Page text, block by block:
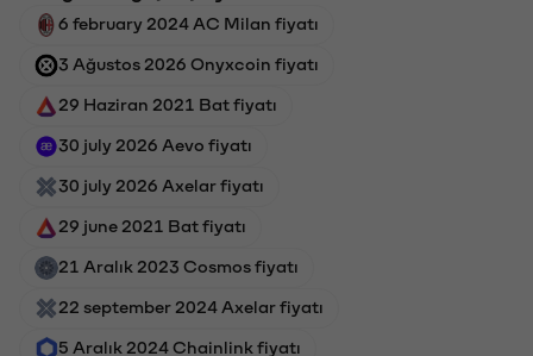
6 february 2024 AC Milan fiyatı
3 Ağustos 2026 Onyxcoin fiyatı
29 Haziran 2021 Bat fiyatı
30 july 2026 Aevo fiyatı
30 july 2026 Axelar fiyatı
29 june 2021 Bat fiyatı
21 Aralık 2023 Cosmos fiyatı
22 september 2024 Axelar fiyatı
5 Aralık 2024 Chainlink fiyatı